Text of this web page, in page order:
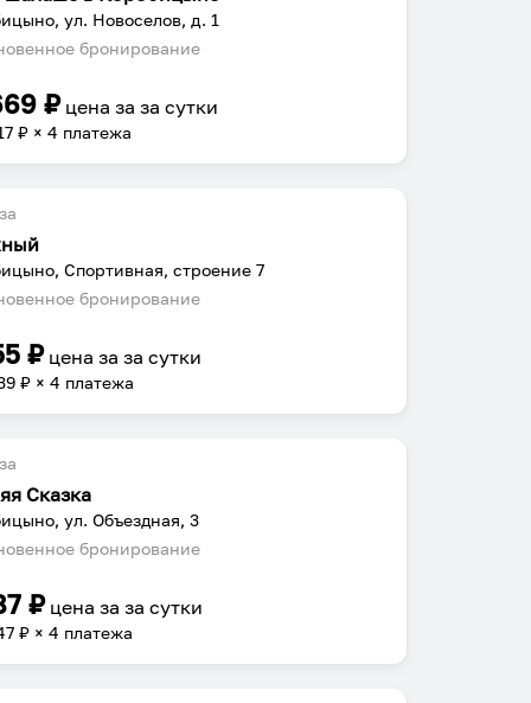
ул. Новоселов, д. 1
бронирование
₽ цена заза сутки
₽ × 4 платежа
Спортивная, строение 7
бронирование
₽ цена заза сутки
₽ × 4 платежа
Сказка
ул. Объездная, 3
бронирование
₽ цена заза сутки
₽ × 4 платежа